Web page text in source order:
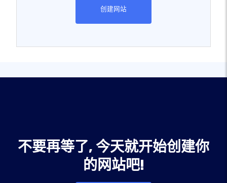
创建网站
不要再等了, 今天就开始创建你
的网站吧!